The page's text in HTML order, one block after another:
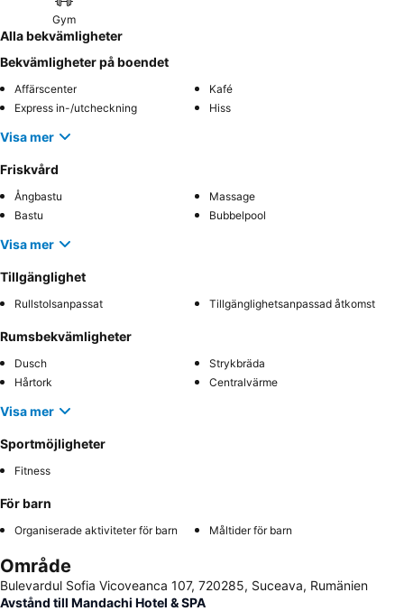
Gym
Alla bekvämligheter
Bekvämligheter på boendet
Affärscenter
Kafé
Express in-/utcheckning
Hiss
Visa mer
Friskvård
Ångbastu
Massage
Bastu
Bubbelpool
Visa mer
Tillgänglighet
Rullstolsanpassat Tillgänglighetsanpassad åtkomst
Rumsbekvämligheter
Dusch
Strykbräda
Hårtork
Centralvärme
Visa mer
Sportmöjligheter
Fitness
För barn
Organiserade aktiviteter för barn Måltider för barn
Område
Bulevardul Sofia Vicoveanca 107, 720285, Suceava, Rumänien
Avstånd till Mandachi Hotel & SPA